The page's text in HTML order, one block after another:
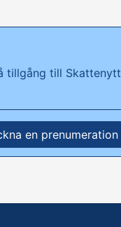
tillgång till Skattenytt
en prenumeration